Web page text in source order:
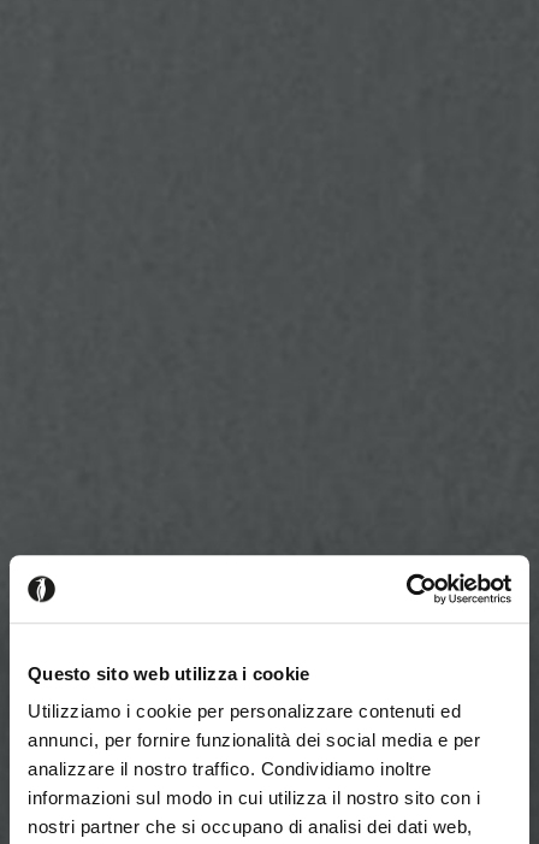
Questo sito web utilizza i cookie
Utilizziamo i cookie per personalizzare contenuti ed
annunci, per fornire funzionalità dei social media e per
analizzare il nostro traffico. Condividiamo inoltre
informazioni sul modo in cui utilizza il nostro sito con i
nostri partner che si occupano di analisi dei dati web,